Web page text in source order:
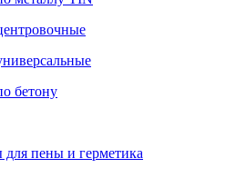
бетону
для пены и герметика